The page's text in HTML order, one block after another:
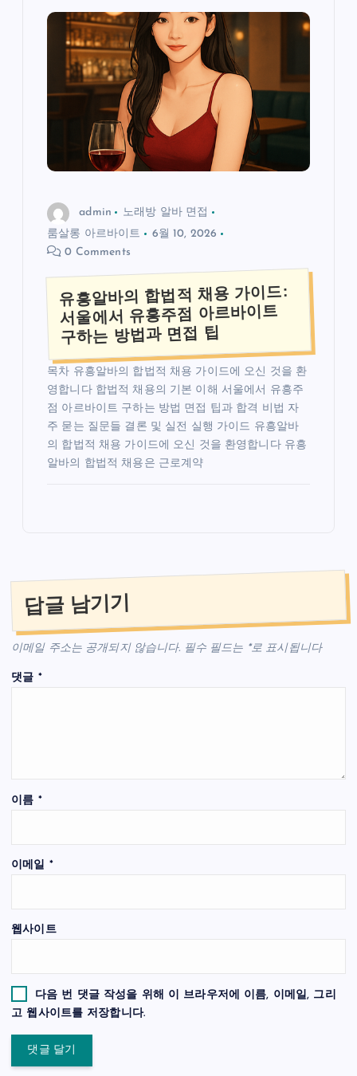
admin
노래방 알바 면접
룸살롱 아르바이트
6월 10, 2026
0 Comments
유흥알바의 합법적 채용 가이드:
서울에서 유흥주점 아르바이트
구하는 방법과 면접 팁
목차 유흥알바의 합법적 채용 가이드에 오신 것을 환
영합니다 합법적 채용의 기본 이해 서울에서 유흥주
점 아르바이트 구하는 방법 면접 팁과 합격 비법 자
주 묻는 질문들 결론 및 실전 실행 가이드 유흥알바
의 합법적 채용 가이드에 오신 것을 환영합니다 유흥
알바의 합법적 채용은 근로계약
답글 남기기
이메일 주소는 공개되지 않습니다. 필수 필드는 *로 표시됩니다
댓글 *
이름 *
이메일 *
웹사이트
다음 번 댓글 작성을 위해 이 브라우저에 이름, 이메일, 그리
고 웹사이트를 저장합니다.